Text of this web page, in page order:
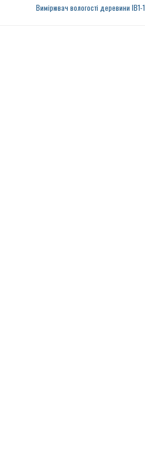
Вимірювач вологості деревини ІВ1-1